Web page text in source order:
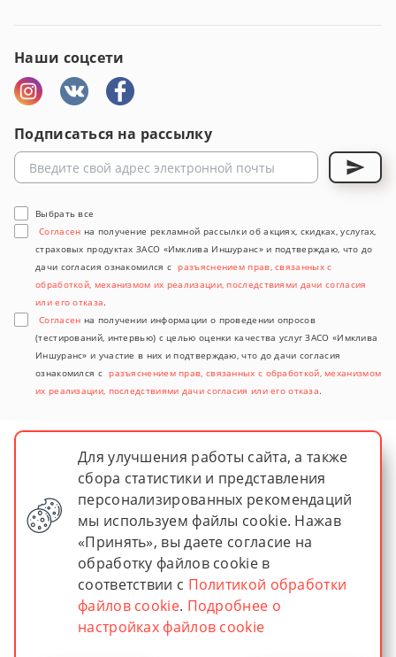
Наши соцсети
Подписаться на рассылку
Выбрать все
Согласен на получение рекламной рассылки об акциях, скидках, услугах,
страховых продуктах ЗАСО «Имклива Иншуранс» и подтверждаю, что до
дачи согласия ознакомился с разъяснением прав, связанных с
обработкой, механизмом их реализации, последствиями дачи согласия
или его отказа.
Согласен на получении информации о проведении опросов
(тестирований, интервью) с целью оценки качества услуг ЗАСО «Имклива
Иншуранс» и участие в них и подтверждаю, что до дачи согласия
ознакомился с разъяснением прав, связанных с обработкой, механизмом
их реализации, последствиями дачи согласия или его отказа.
© 2026 imkliva insurance
ЗАСО "Имклива Иншуранс"
Зарегистрировано в Министерстве финансов Республики
Лицензия № 02200/13–00036 от 30.04.2004
Для улучшения работы сайта, а также
сбора статистики и представления
персонализированных рекомендаций
мы используем файлы cookie. Нажав
«Принять», вы даете согласие на
обработку файлов cookie в
соответствии с Политикой обработки
файлов cookie. Подробнее о
настройках файлов cookie